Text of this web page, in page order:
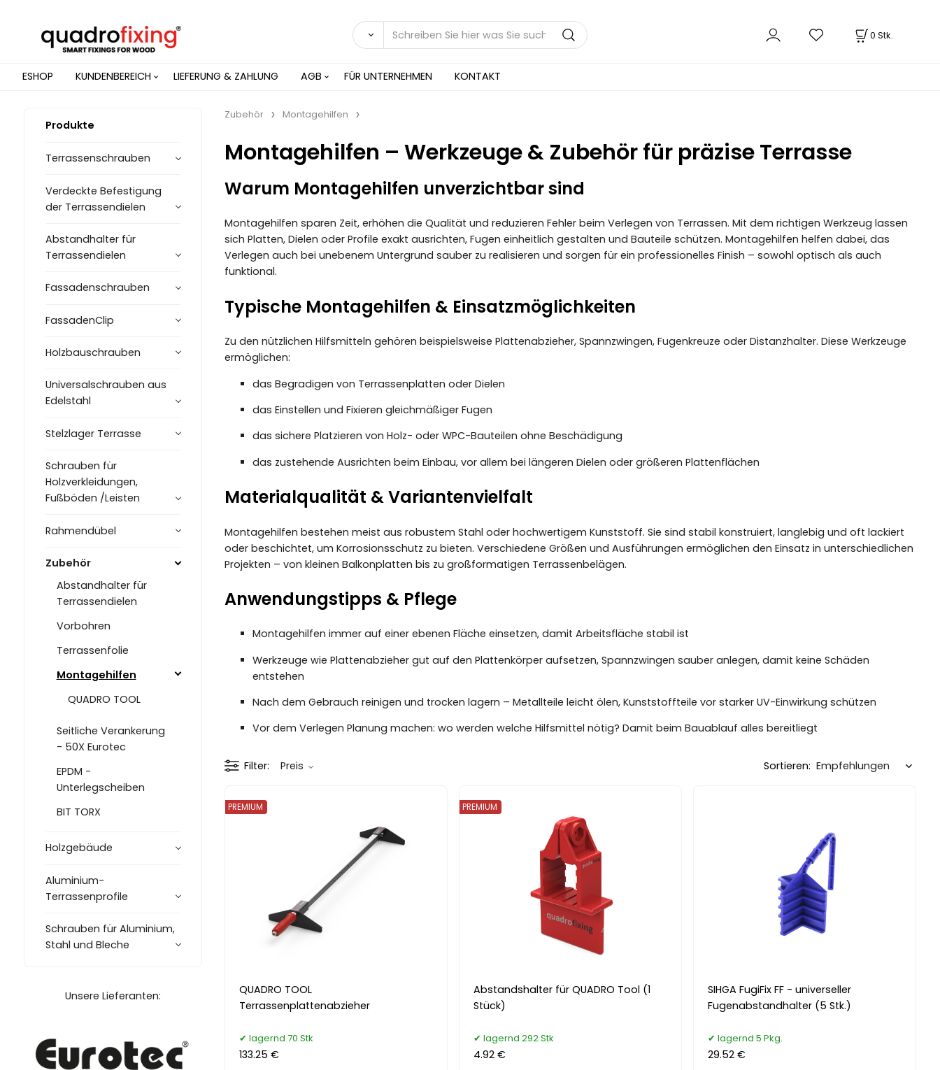
0 Stk.
ESHOP KUNDENBEREICH LIEFERUNG & ZAHLUNG AGB FÜR UNTERNEHMEN KONTAKT
Produkte
Terrassenschrauben
Verdeckte Befestigung
der Terrassendielen
Abstandhalter für
Terrassendielen
Fassadenschrauben
FassadenClip
Holzbauschrauben
Universalschrauben aus
Edelstahl
Stelzlager Terrasse
Schrauben für
Holzverkleidungen,
Fußböden /Leisten
Rahmendübel
Zubehör
Abstandhalter für
Terrassendielen
Vorbohren
Terrassenfolie
Montagehilfen
QUADRO TOOL
Seitliche Verankerung
- 50X Eurotec
EPDM -
Unterlegscheiben
BIT TORX
Holzgebäude
Aluminium-
Terrassenprofile
Schrauben für Aluminium,
Stahl und Bleche
Unsere Lieferanten:
Zubehör Montagehilfen
Montagehilfen – Werkzeuge & Zubehör für präzise Terrasse
Warum Montagehilfen unverzichtbar sind
Montagehilfen sparen Zeit, erhöhen die Qualität und reduzieren Fehler beim Verlegen von Terrassen. Mit dem richtigen Werkzeug lassen
sich Platten, Dielen oder Profile exakt ausrichten, Fugen einheitlich gestalten und Bauteile schützen. Montagehilfen helfen dabei, das
Verlegen auch bei unebenem Untergrund sauber zu realisieren und sorgen für ein professionelles Finish – sowohl optisch als auch
funktional.
Typische Montagehilfen & Einsatzmöglichkeiten
Zu den nützlichen Hilfsmitteln gehören beispielsweise Plattenabzieher, Spannzwingen, Fugenkreuze oder Distanzhalter. Diese Werkzeuge
ermöglichen:
das Begradigen von Terrassenplatten oder Dielen
das Einstellen und Fixieren gleichmäßiger Fugen
das sichere Platzieren von Holz- oder WPC-Bauteilen ohne Beschädigung
das zustehende Ausrichten beim Einbau, vor allem bei längeren Dielen oder größeren Plattenflächen
Materialqualität & Variantenvielfalt
Montagehilfen bestehen meist aus robustem Stahl oder hochwertigem Kunststoff. Sie sind stabil konstruiert, langlebig und oft lackiert
oder beschichtet, um Korrosionsschutz zu bieten. Verschiedene Größen und Ausführungen ermöglichen den Einsatz in unterschiedlichen
Projekten – von kleinen Balkonplatten bis zu großformatigen Terrassenbelägen.
Anwendungstipps & Pflege
Montagehilfen immer auf einer ebenen Fläche einsetzen, damit Arbeitsfläche stabil ist
Werkzeuge wie Plattenabzieher gut auf den Plattenkörper aufsetzen, Spannzwingen sauber anlegen, damit keine Schäden
entstehen
Nach dem Gebrauch reinigen und trocken lagern – Metallteile leicht ölen, Kunststoffteile vor starker UV-Einwirkung schützen
Vor dem Verlegen Planung machen: wo werden welche Hilfsmittel nötig? Damit beim Bauablauf alles bereitliegt
Filter Preis Sortieren:
QUADRO TOOL
Terrassenplattenabzieher
PREMIUM
lagernd 70 Stk
133.25 €
Abstandshalter für QUADRO Tool (1
Stück)
PREMIUM
lagernd 292 Stk
4.92 €
SIHGA FugiFix FF - universeller
Fugenabstandhalter (5 Stk.)
lagernd 5 Pkg.
29.52 €